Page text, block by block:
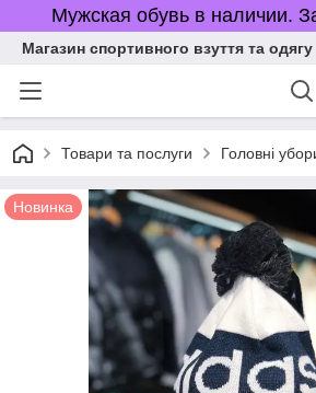
Мужская обувь в наличии.
Магазин спортивного взуття та одягу
Товари та послуги Головні
Новинка